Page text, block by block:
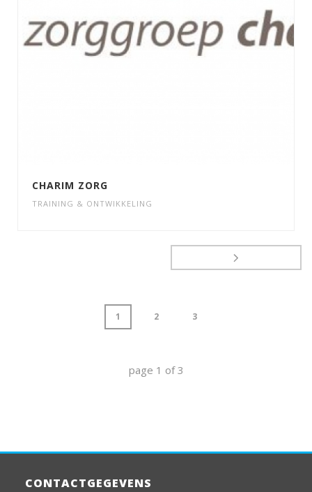
CHARIM ZORG
TRAINING & ONTWIKKELING
1 2 3
page 1 of3
CONTACTGEGEVENS